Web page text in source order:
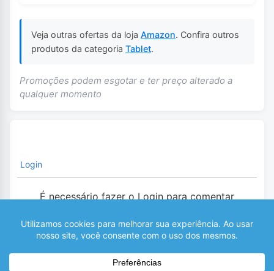
Veja outras ofertas da loja Amazon. Confira outros
produtos da categoria Tablet.
Promoções podem esgotar e ter preço alterado a
qualquer momento
Login
É necessário fazer o Login para comentar
0 COMENTÁRIOS